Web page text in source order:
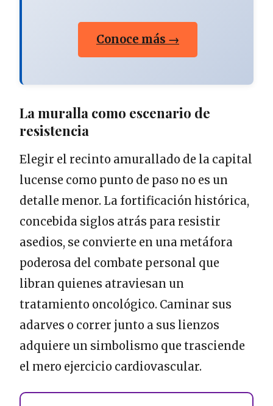
Conoce más →
La muralla como escenario de
resistencia
Elegir el recinto amurallado de la capital
lucense como punto de paso no es un
detalle menor. La fortificación histórica,
concebida siglos atrás para resistir
asedios, se convierte en una metáfora
poderosa del combate personal que
libran quienes atraviesan un
tratamiento oncológico. Caminar sus
adarves o correr junto a sus lienzos
adquiere un simbolismo que trasciende
el mero ejercicio cardiovascular.